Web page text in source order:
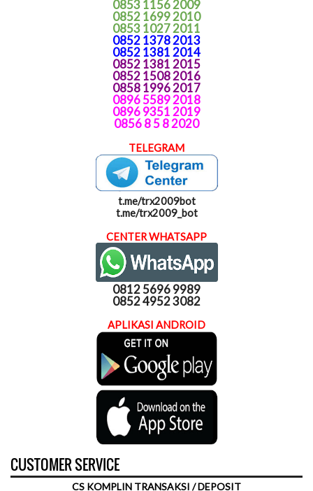
0853 1156 2009
0852 1699 2010
0853 1027 2011
0852 1378 2013
0852 1381 2014
0852 1381 2015
0852 1508 2016
0858 1996 2017
0896 5589 2018
0896 9351 2019
0856 8 5 8 2020
TELEGRAM
t.me/trx2009bot
t.me/trx2009_bot
CENTER WHATSAPP
0812 5696 9989
0852 4952 3082
APLIKASI ANDROID
CUSTOMER SERVICE
CS KOMPLIN TRANSAKSI / DEPOSIT